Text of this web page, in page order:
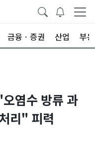
금융ㆍ증권 산업 부
염수 방류 과
리" 피력